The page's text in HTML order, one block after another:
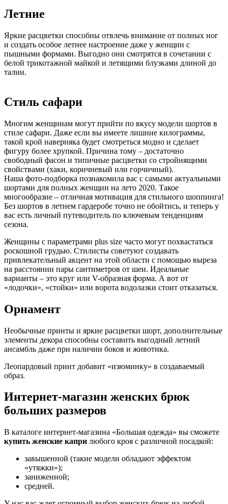
Летние
Яркие расцветки способны отвлечь внимание от полных ног
и создать особое летнее настроение даже у женщин с
пышными формами. Выгодно они смотрятся в сочетании с
белой трикотажной майкой и летящими блузками длиной до
талии.
Стиль сафари
Многим женщинам могут прийти по вкусу модели шортов в
стиле сафари. Даже если вы имеете лишние килограммы,
такой крой наверняка будет смотреться модно и сделает
фигуру более хрупкой. Причина тому – достаточно
свободный фасон и типичные расцветки со стройнящими
свойствами (хаки, коричневый или горчичный).
Наша фото-подборка познакомила вас с самыми актуальными
шортами для полных женщин на лето 2020. Такое
многообразие – отличная мотивация для стильного шоппинга!
Без шортов в летнем гардеробе точно не обойтись, и теперь у
вас есть личный путеводитель по ключевым тенденциям
сезона.
Женщины с параметрами plus size часто могут похвастаться
роскошной грудью. Стилисты советуют создавать
привлекательный акцент на этой области с помощью выреза
на расстоянии пары сантиметров от шеи. Идеальные
варианты – это круг или V-образная форма. А вот от
«лодочки», «стойки» или ворота водолазки стоит отказаться.
Орнамент
Необычные принты и яркие расцветки шорт, дополнительные
элементы декора способны составить выгодный летний
ансамбль даже при наличии боков и животика.
Леопардовый принт добавит «изюминку» в создаваемый
образ.
Интернет-магазин женских брюк
больших размеров
В каталоге интернет-магазина «Большая одежда» вы сможете
купить женские капри любого кроя с различной посадкой:
завышенной (такие модели обладают эффектом
«утяжки»);
заниженной;
средней.